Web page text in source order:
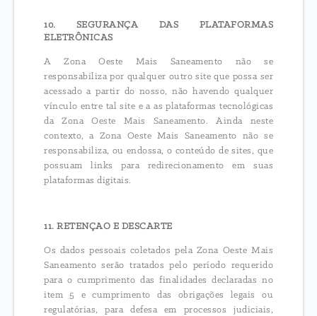
10. SEGURANÇA DAS PLATAFORMAS
ELETRÔNICAS
A Zona Oeste Mais Saneamento não se
responsabiliza por qualquer outro site que possa ser
acessado a partir do nosso, não havendo qualquer
vínculo entre tal site e a as plataformas tecnológicas
da Zona Oeste Mais Saneamento. Ainda neste
contexto, a Zona Oeste Mais Saneamento não se
responsabiliza, ou endossa, o conteúdo de sites, que
possuam links para redirecionamento em suas
plataformas digitais.
11. RETENÇAO E DESCARTE
Os dados pessoais coletados pela Zona Oeste Mais
Saneamento serão tratados pelo período requerido
para o cumprimento das finalidades declaradas no
item 5 e cumprimento das obrigações legais ou
regulatórias, para defesa em processos judiciais,